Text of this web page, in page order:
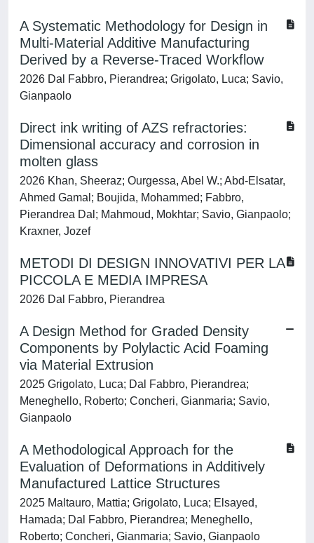
A Systematic Methodology for Design in
Multi-Material Additive Manufacturing
Derived by a Reverse-Traced Workflow
2026 Dal Fabbro, Pierandrea; Grigolato, Luca; Savio,
Gianpaolo
Direct ink writing of AZS refractories:
Dimensional accuracy and corrosion in
molten glass
2026 Khan, Sheeraz; Ourgessa, Abel W.; Abd-Elsatar,
Ahmed Gamal; Boujida, Mohammed; Fabbro,
Pierandrea Dal; Mahmoud, Mokhtar; Savio, Gianpaolo;
Kraxner, Jozef
METODI DI DESIGN INNOVATIVI PER LA
PICCOLA E MEDIA IMPRESA
2026 Dal Fabbro, Pierandrea
A Design Method for Graded Density
Components by Polylactic Acid Foaming
via Material Extrusion
2025 Grigolato, Luca; Dal Fabbro, Pierandrea;
Meneghello, Roberto; Concheri, Gianmaria; Savio,
Gianpaolo
A Methodological Approach for the
Evaluation of Deformations in Additively
Manufactured Lattice Structures
2025 Maltauro, Mattia; Grigolato, Luca; Elsayed,
Hamada; Dal Fabbro, Pierandrea; Meneghello,
Roberto; Concheri, Gianmaria; Savio, Gianpaolo